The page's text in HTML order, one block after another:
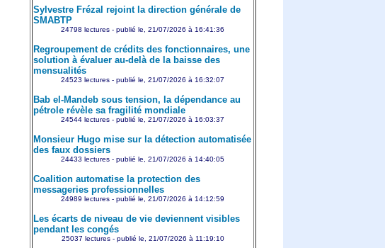
Sylvestre Frézal rejoint la direction générale de
SMABTP
24798 lectures - publié le, 21/07/2026 à 16:41:36
Regroupement de crédits des fonctionnaires, une
solution à évaluer au-delà de la baisse des
mensualités
24523 lectures - publié le, 21/07/2026 à 16:32:07
Bab el-Mandeb sous tension, la dépendance au
pétrole révèle sa fragilité mondiale
24544 lectures - publié le, 21/07/2026 à 16:03:37
Monsieur Hugo mise sur la détection automatisée
des faux dossiers
24433 lectures - publié le, 21/07/2026 à 14:40:05
Coalition automatise la protection des
messageries professionnelles
24989 lectures - publié le, 21/07/2026 à 14:12:59
Les écarts de niveau de vie deviennent visibles
pendant les congés
25037 lectures - publié le, 21/07/2026 à 11:19:10